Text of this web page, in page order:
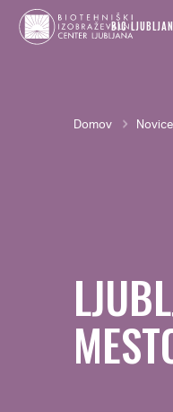
Skok
na
MAIN
BIC
Breadcrumb
Domov Novice